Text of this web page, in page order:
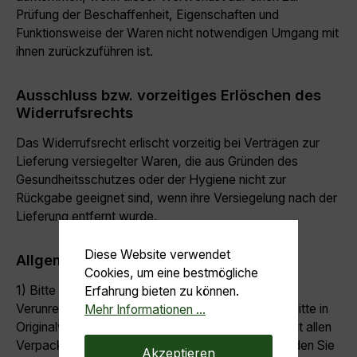
Prüfung der Beschaffenheit, Eigenschaften und
Funktionsweise der Waren nicht notwendigen Umgang mit
ihnen zurückzuführen ist.
Ausschluss bzw. vorzeitiges Erlöschen des
Widerrufsrechts
Das Widerrufsrecht erlischt vorzeitig bei Verträgen zur
Lieferung versiegelter Waren, die aus Gründen des
Gesundheitsschutzes oder der Hygiene nicht zur
Rückgabe geeignet sind, wenn ihre Versiegelung nach der
Lieferung entfernt wurde.
Allgemeine Hinweise
1) Bitte vermeiden Sie Beschädigungen und
Verunreinigungen der Ware. Senden Sie die Ware bitte in
Originalverpackung mit sämtlichem Zubehör und mit allen
Verpackungsbestandteilen an uns zurück. Verwenden Sie
Diese Website verwendet
Cookies, um eine bestmögliche
Erfahrung bieten zu können.
Mehr Informationen ...
Akzeptieren